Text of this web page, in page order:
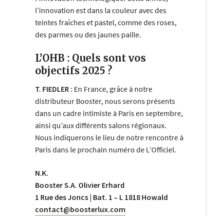
l’innovation est dans la couleur avec des
teintes fraîches et pastel, comme des roses,
des parmes ou des jaunes paille.
L’OHB : Quels sont vos
objectifs 2025 ?
T. FIEDLER : En France, grâce à notre
distributeur Booster, nous serons présents
dans un cadre intimiste à Paris en septembre,
ainsi qu’aux différents salons régionaux.
Nous indiquerons le lieu de notre rencontre à
Paris dans le prochain numéro de L’Officiel.
N.K.
Booster S.A. Olivier Erhard
1 Rue des Joncs | Bat. 1 – L 1818 Howald
contact@boosterlux.com